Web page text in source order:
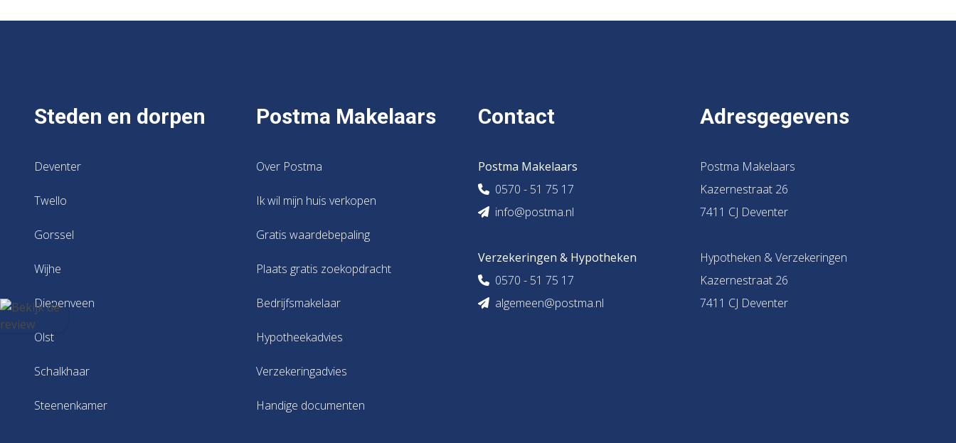
Steden en dorpen
Deventer
Twello
Gorssel
Wijhe
Diepenveen
Olst
Schalkhaar
Steenenkamer
Postma Makelaars
Over Postma
Ik wil mijn huis verkopen
Gratis waardebepaling
Plaats gratis zoekopdracht
Bedrijfsmakelaar
Hypotheekadvies
Verzekeringadvies
Handige documenten
Contact
Postma Makelaars
0570 - 51 75 17
info@postma.nl
Verzekeringen & Hypotheken
0570 - 51 75 17
algemeen@postma.nl
Adresgegevens
Postma Makelaars
Kazernestraat 26
7411 CJ Deventer
Hypotheken & Verzekeringen
Kazernestraat 26
7411 CJ Deventer